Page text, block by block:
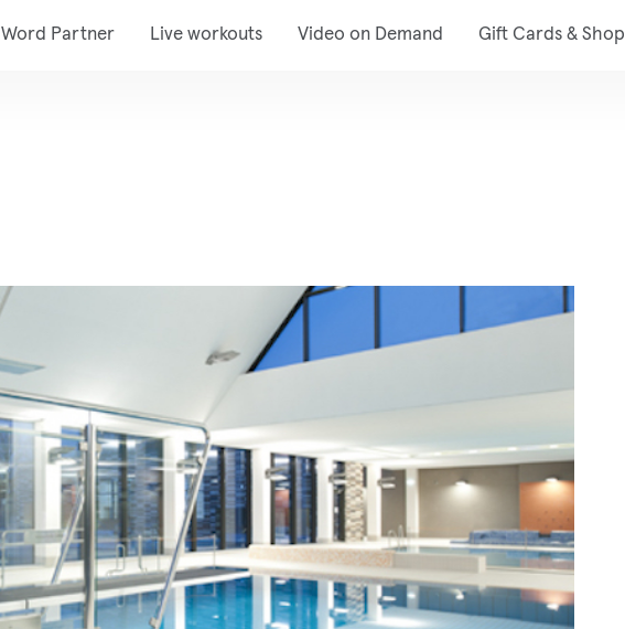
Word Partner Live workouts Video on Demand Gift Cards & Shop